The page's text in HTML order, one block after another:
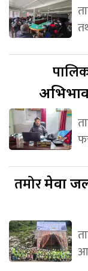
तमोरमेवा